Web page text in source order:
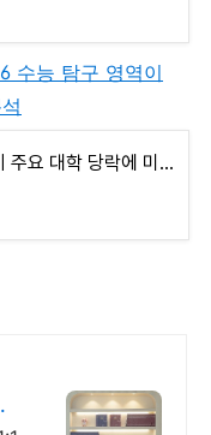
수능 탐구 영역이
2026 수능 탐구 영역이 주요 대학 당락에 미칠 영향 심층 분석